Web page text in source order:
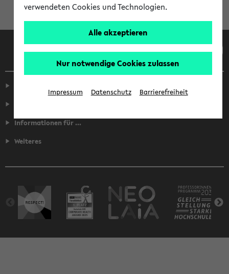
Informationen für ...
Weiteres
verwendeten Cookies und Technologien.
Alle akzeptieren
Nur notwendige Cookies zulassen
Impressum Datenschutz Barrierefreiheit